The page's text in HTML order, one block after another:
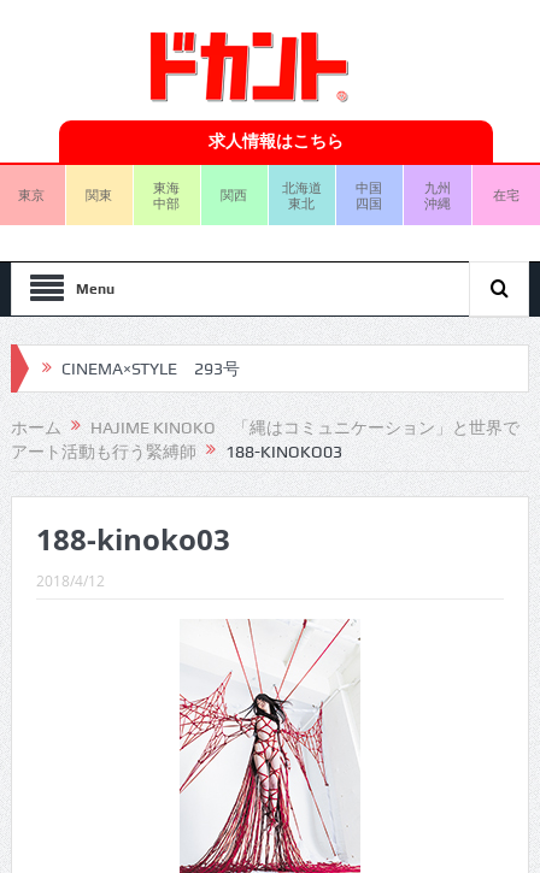
求人情報はこちら
東京 関東
東海
中部
関西
北海道
東北
中国
四国
九州
沖縄
在宅
Menu
CINEMA×STYLE 293号
CINEMA×STYLE 292号
CINEMA×STYLE 291号
CINEMA×STYLE 289号
CINEMA×STYLE 287号
CINEMA×STYLE 286号
CINEMA×STYLE 285号
CINEMA×STYLE 294号
ホーム
HAJIME KINOKO 「縄はコミュニケーション」と世界で
アート活動も行う緊縛師
188-KINOKO03
188-kinoko03
2018/4/12